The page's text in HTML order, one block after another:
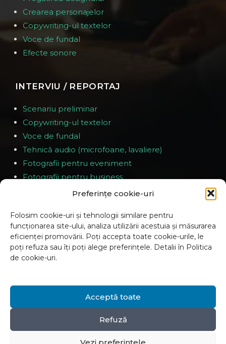
Preferințe cookie-uri
Folosim cookie-uri și tehnologii similare pentru
funcționarea site-ului, analiza utilizării acestuia și măsurarea
eficienței promovării. Poți accepta toate cookie-urile, le
poți refuza sau îți poți alege preferințele. Detalii în Politica
de cookie-uri.
Acceptă toate
Refuză
Vezi preferințele
Crearea personajelor
Copywriting-ul textelor
Voce de fundal
Efecte sonore
INTERVIU / REPORTAJ
Scenariu preliminar
Copywriting-ul textelor
Voce de fundal
Tehnică audio (microfoane, lavaliere)
Fotografii pentru eveniment
Fotografii pentru business
EVENIMENTE
Scenariu preliminar
Prezența pe toată durata evenimentului
Filmare cu 1-4 operatori
© 2025 «PUMBA Creative Studio»